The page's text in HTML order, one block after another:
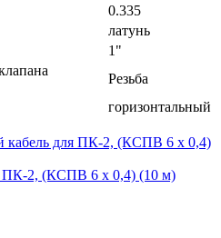
0.335
латунь
1"
Резьба
горизонтальный
ПК-2, (КСПВ 6 х 0,4) (10 м)